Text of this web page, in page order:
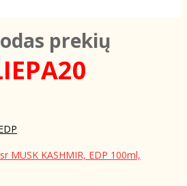
prekių
MUSK KASHMIR, EDP 100ml,